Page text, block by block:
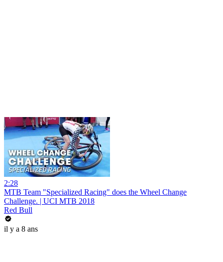
2:28
MTB Team "Specialized Racing" does the Wheel Change
Challenge. | UCI MTB 2018
Red Bull
il y a 8 ans